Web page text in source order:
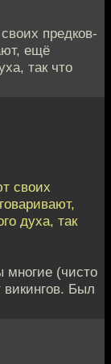
предков-
ещё
так что
своих
духа, так
многие (чисто
Был